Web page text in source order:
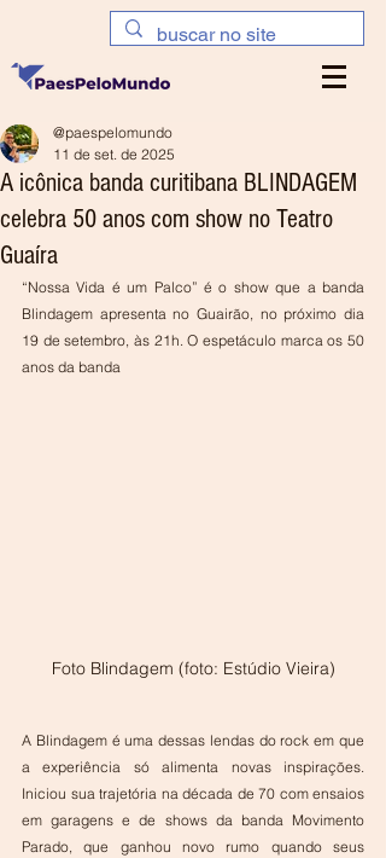
A icônica banda curitibana BLINDAGEM
celebra 50 anos com show no Teatro
Guaíra
@paespelomundo
11 de set. de 2025
“Nossa Vida é um Palco” é o show que a banda
Blindagem apresenta no Guairão, no próximo dia
19 de setembro, às 21h. O espetáculo marca os 50
anos da banda
Foto Blindagem (foto: Estúdio Vieira)
A Blindagem é uma dessas lendas do rock em que
a experiência só alimenta novas inspirações.
Iniciou sua trajetória na década de 70 com ensaios
em garagens e de shows da banda Movimento
Parado, que ganhou novo rumo quando seus